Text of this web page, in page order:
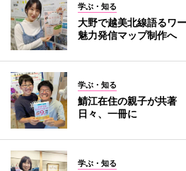
学ぶ・知る
大野で越美北線語るワ
魅力発信マップ制作へ
学ぶ・知る
鯖江在住の親子が共著
日々、一冊に
学ぶ・知る